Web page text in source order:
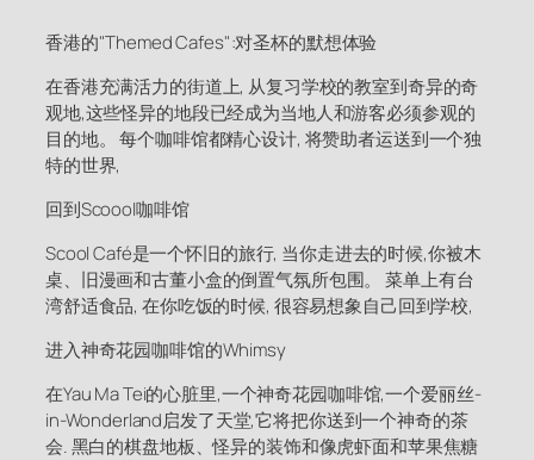
香港的"Themed Cafes":对圣杯的默想体验
在香港充满活力的街道上, 从复习学校的教室到奇异的奇
观地,这些怪异的地段已经成为当地人和游客必须参观的
目的地。 每个咖啡馆都精心设计, 将赞助者运送到一个独
特的世界,
回到Scoool咖啡馆
Scool Café是一个怀旧的旅行, 当你走进去的时候,你被木
桌、旧漫画和古董小盒的倒置气氛所包围。 菜单上有台
湾舒适食品, 在你吃饭的时候, 很容易想象自己回到学校,
进入神奇花园咖啡馆的Whimsy
在Yau Ma Tei的心脏里,一个神奇花园咖啡馆,一个爱丽丝-
in-Wonderland启发了天堂,它将把你送到一个神奇的茶
会. 黑白的棋盘地板、怪异的装饰和像虎虾面和苹果焦糖